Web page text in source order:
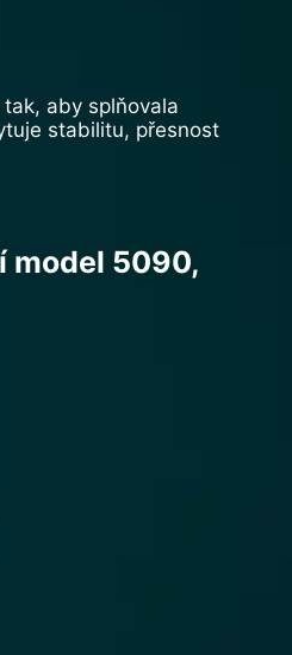
aby splňovala
stabilitu, přesnost
5090 Lightning
všech
pro dokonalé
MOSFETy,
plošných spojů při
čímž zabraňují nežádoucí
úplnou kontrolu
frekvencí